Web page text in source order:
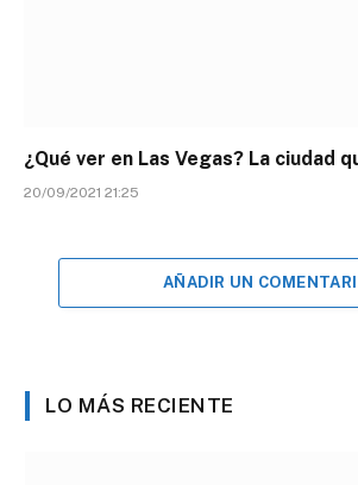
¿Qué ver en Las Vegas? La ciudad
20/09/2021 21:25
AÑADIR UN
LO MÁS RECIENTE